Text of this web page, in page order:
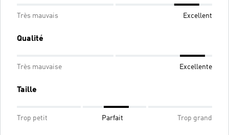
Très mauvais Excellent
Qualité
Très mauvaise Excellente
Taille
Trop petit Parfait Trop grand